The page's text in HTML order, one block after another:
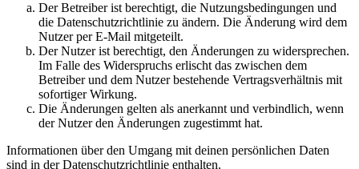
Der Betreiber ist berechtigt, die Nutzungsbedingungen und
die Datenschutzrichtlinie zu ändern. Die Änderung wird dem
Nutzer per E-Mail mitgeteilt.
Der Nutzer ist berechtigt, den Änderungen zu widersprechen.
Im Falle des Widerspruchs erlischt das zwischen dem
Betreiber und dem Nutzer bestehende Vertragsverhältnis mit
sofortiger Wirkung.
Die Änderungen gelten als anerkannt und verbindlich, wenn
der Nutzer den Änderungen zugestimmt hat.
Informationen über den Umgang mit deinen persönlichen Daten
sind in der Datenschutzrichtlinie enthalten.